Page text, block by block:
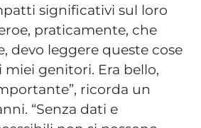
significativi sul loro
praticamente, che
devo leggere queste cose
miei genitori. Era bello,
ricorda un
“Senza dati e